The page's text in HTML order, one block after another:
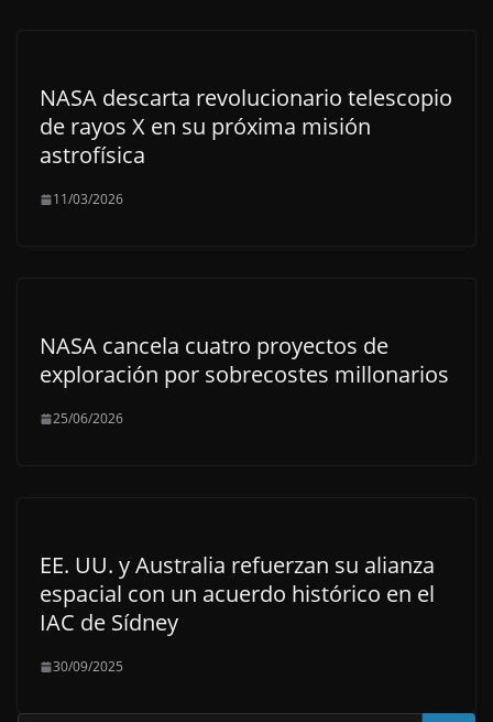
NASA descarta revolucionario telescopio
de rayos X en su próxima misión
astrofísica
11/03/2026
NASA cancela cuatro proyectos de
exploración por sobrecostes millonarios
25/06/2026
EE. UU. y Australia refuerzan su alianza
espacial con un acuerdo histórico en el
IAC de Sídney
30/09/2025